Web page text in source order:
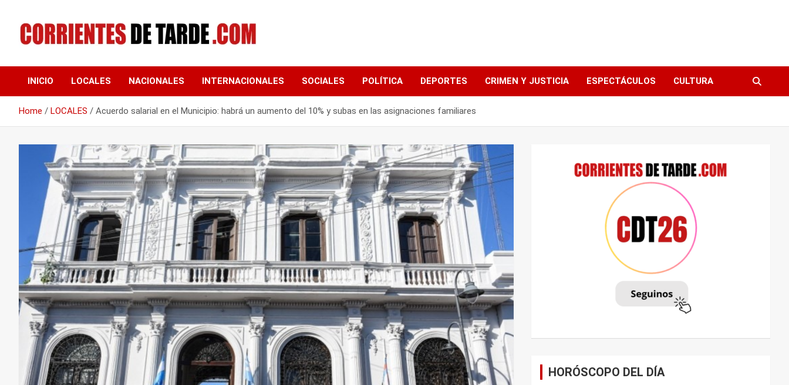
content
CORRIENTES DE
TARDE
INICIO LOCALES NACIONALES INTERNACIONALES SOCIALES POLÍTICA DEPORTES CRIMEN Y JUSTICIA ESPECTÁCULOS CULTURA
Home LOCALES Acuerdo salarial en el Municipio: habrá un aumento del 10% y subas en las asignaciones familiares
HORÓSCOPO DEL DÍA